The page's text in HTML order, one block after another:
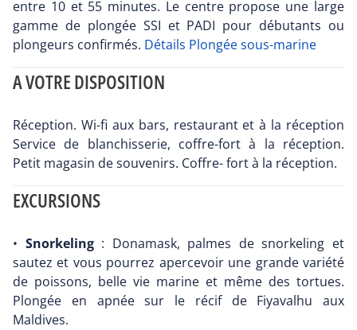
entre 10 et 55 minutes. Le centre propose une large
gamme de plongée SSI et PADI pour débutants ou
plongeurs confirmés. Détails Plongée sous-marine
A VOTRE DISPOSITION
Réception. Wi-fi aux bars, restaurant et à la réception
Service de blanchisserie, coffre-fort à la réception.
Petit magasin de souvenirs. Coffre- fort à la réception.
EXCURSIONS
• Snorkeling: Donamask, palmes de snorkeling et
sautez et vous pourrez apercevoir une grande variété
de poissons, belle vie marine et même des tortues.
Plongée en apnée sur le récif de Fiyavalhu aux
Maldives.